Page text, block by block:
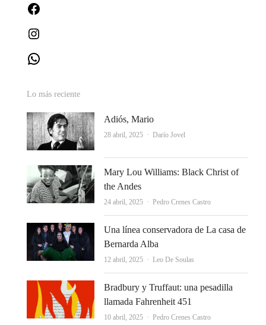
Lo más reciente
Adiós, Mario
28 abril, 2025 Autor
Darío Jovel
Mary Lou Williams: Black Christ of
the Andes
24 abril, 2025 Autor
Pedro Crenes Castro
Una línea conservadora de La casa de
Bernarda Alba
12 abril, 2025 Autor
Leo De Soulas
Bradbury y Truffaut: una pesadilla
llamada Fahrenheit 451
10 abril, 2025 Autor
Pedro Crenes Castro